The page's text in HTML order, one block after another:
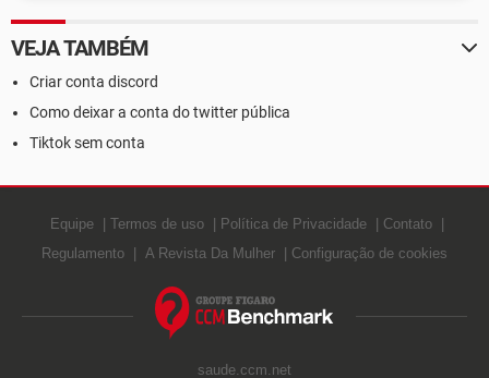
VEJA TAMBÉM
Criar conta discord
Como deixar a conta do twitter pública
Tiktok sem conta
Equipe Termos de uso Política de Privacidade
Contato
Regulamento
A Revista Da Mulher Configuração de cookies
saude.ccm.net